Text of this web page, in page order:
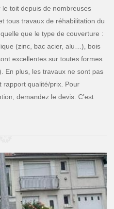
toit depuis de nombreuses
tous travaux de réhabilitation du
que le type de couverture :
(zinc, bac acier, alu…), bois
excellentes sur toutes formes
En plus, les travaux ne sont pas
rapport qualité/prix. Pour
demandez le devis. C’est